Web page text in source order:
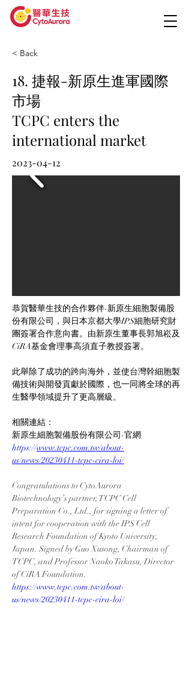
< Back
18. 捷報-新原生進軍國際
市場
TCPC enters the
international market
2023-04-12
恭賀醫華生技的合作夥伴-新原生細胞製備股
份有限公司，與日本京都大學IPS細胞研究財
團簽署合作意向書。由新原生董事長郭旭崧及
CiRA基金會理事高須直子教授簽署。
此舉除了成功的跨向海外，並使台灣幹細胞製
備技術與開發貢獻於國際，也一同將全球的再
生醫學領域提升了更高層級。
相關連結：
新原生細胞製備股份有限公司-官網
https://www.tcpc.com.tw/about-
us/news/20230411-tcpc-cira-loi/
Congratulations to CytoAurora
Biotechnology’s partner, TCPC Cell
Preparation Co., Ltd., for signing a letter of
intent for cooperation with the IPS Cell
Research Foundation of Kyoto University,
Japan. Signed by Guo Xusong, Chairman of
TCPC, and Professor Naoko Takasu, Director
of CiRA Foundation.
https://www.tcpc.com.tw/about-
us/news/20230411-tcpc-cira-loi/